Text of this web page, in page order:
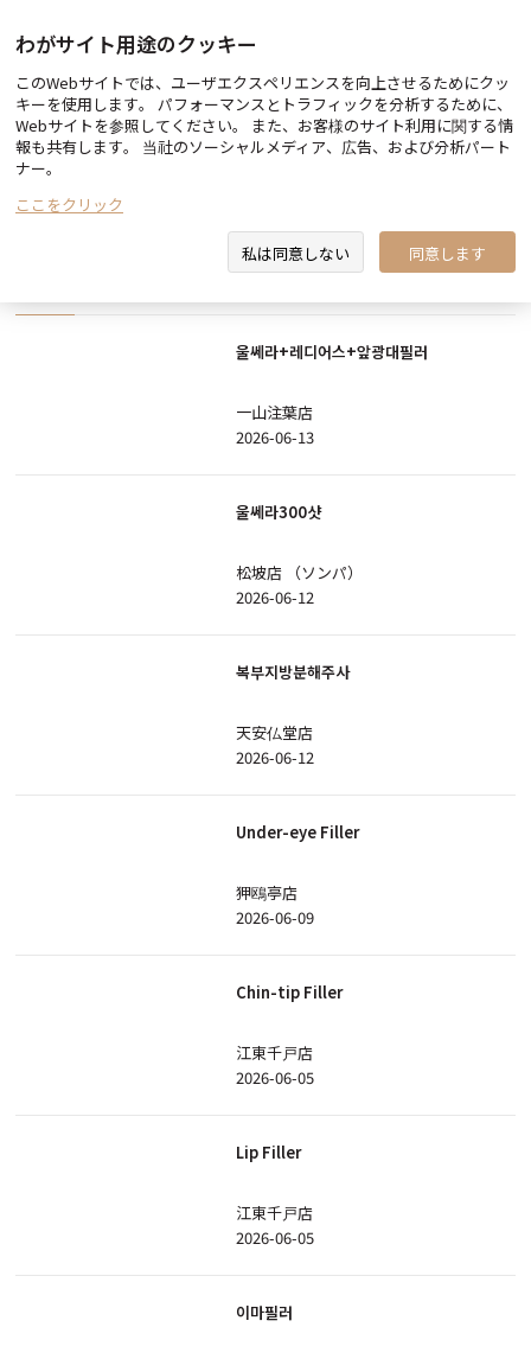
Before & After
울쎄라+레디어스+앞광대필러
一山注葉店
2026-06-13
울쎄라300샷
松坡店 （ソンパ）
2026-06-12
복부지방분해주사
天安仏堂店
2026-06-12
Under-eye Filler
狎鴎亭店
2026-06-09
Chin-tip Filler
江東千戸店
2026-06-05
Lip Filler
江東千戸店
2026-06-05
이마필러
わがサイト用途のクッキー
このWebサイトでは、ユーザエクスペリエンスを向上させるためにクッ
キーを使用します。 パフォーマンスとトラフィックを分析するために、
Webサイトを参照してください。 また、お客様のサイト利用に関する情
報も共有します。 当社のソーシャルメディア、広告、および分析パート
ナー。
ここをクリック
私は同意しない 同意します